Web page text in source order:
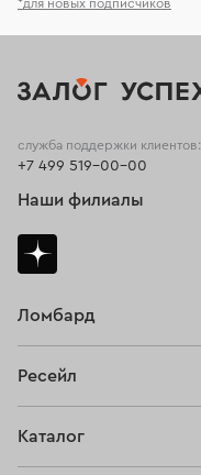
*для новых подписчиков
Ломбард
Тарифы
Ресейл
Каталог
служба поддержки клиентов:
+7 499 519-00-00
Наши филиалы